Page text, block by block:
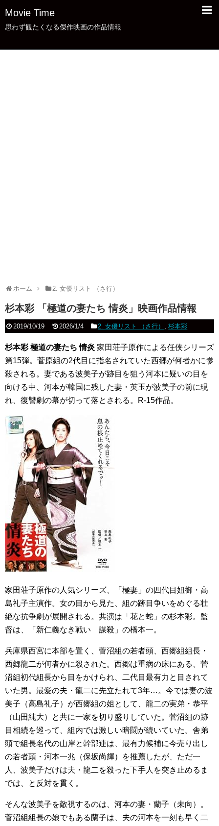
Movie Time
思わず観たくなる傑作映画の作品情報
ホーム 2. 女優リスト （さ行）
杉本彩 「極道の妻たち 情炎」映画作品情報
2019/10/19 2026/1/4 2. 女優リスト （さ行） ,杉本彩
杉本彩 極道の妻たち 情炎 家田荘子原作による任侠シリーズ
第15弾。菅原組の2代目に指名されていた西郷が何者かに惨
殺される。妻である波美子が跡目を狙う河本に疑いの目を
向ける中、河本が韓国に残した妻・英玉が波美子の前に現
れ、復讐劇の幕が切って落とされる。R-15作品。
家田荘子原作の人気シリーズ、「極妻」の四代目姐御・高
島礼子主演作。女の目から見た、組の跡目争いをめぐる壮
絶な抗争劇が展開される。共演は「花と蛇」の杉本彩。監
督は、「新仁義なき戦い 謀殺」の橋本一。
兵庫県西宮に本部を置く、菅沼組の若者頭、西郷組組長・
西郷龍二が何者かに殺された。西郷は重病の床にある、菅
沼組初代組長から目をかけられ、二代目最有力と目されて
いた男。最愛の夫・龍二に先立たれて3年…。今では妻の波
美子（高島礼子）が西郷組の姐として、龍二の実弟・恭平
（山田純大）と共に一家を切り盛りしていた。菅沼組の跡
目相続を巡って、組内では激しい暗闘が続いていた。舎弟
頭で組長名代の山岸と幹部連は、最有力候補に今売り出し
の若者頭・河本一兆（保坂尚輝）を推薦したが、ただ一
人、波美子だけは夫・龍二を殺った下手人を突き止めるま
では、と反対を貫く。
そんな波美子を敵視するのは、河本の妻・蘭子（未向）。
菅沼組組長の娘でもある蘭子は、夫の河本を一刻も早く二